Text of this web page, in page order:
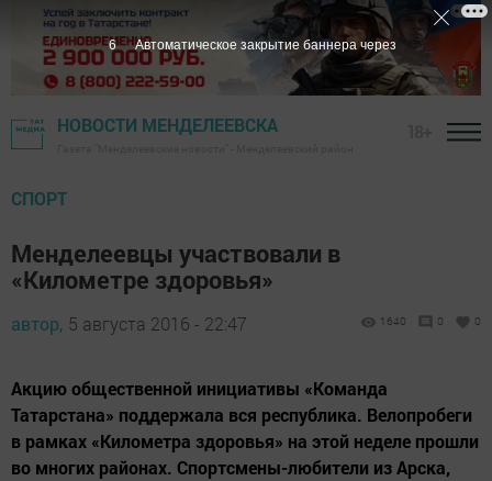
НОВОСТИ МЕНДЕЛЕЕВСКА
СПОРТ
Менделеевцы участвовали в
«Километре здоровья»
автор, 5 августа 2016 - 22:47 1640 0 0
Акцию общественной инициативы «Команда
Татарстана» поддержала вся республика. Велопробеги
в рамках «Километра здоровья» на этой неделе прошли
во многих районах. Спортсмены-любители из Арска,
5 Автоматическое закрытие баннера через